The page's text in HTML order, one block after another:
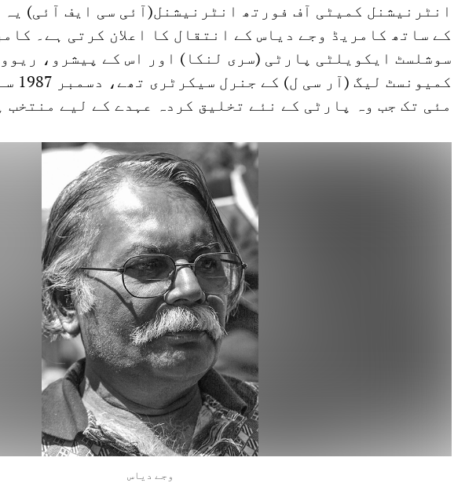
انٹرنیشنل کمیٹی آف فورتھ انٹرنیشنل(آئی سی ایف آئی)
کے ساتھ کامریڈ وجے دیاس کے انتقال کا اعلان کرتی ہے۔
سوشلسٹ ایکویلٹی پارٹی (سری لنکا) اور اس کے پیشرو،
مئی تک جب وہ پارٹی کے نئے تخلیق کردہ عہدے کے لیے منتخب
وجے دیاس